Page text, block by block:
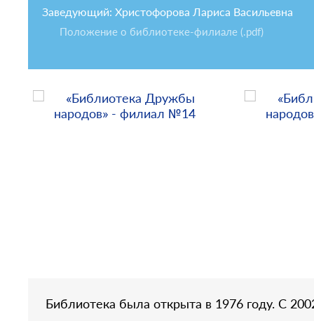
Заведующий: Христофорова Лариса Васильевна
Положение о библиотеке-филиале (.pdf)
Библиотека была открыта в 1976 году. С